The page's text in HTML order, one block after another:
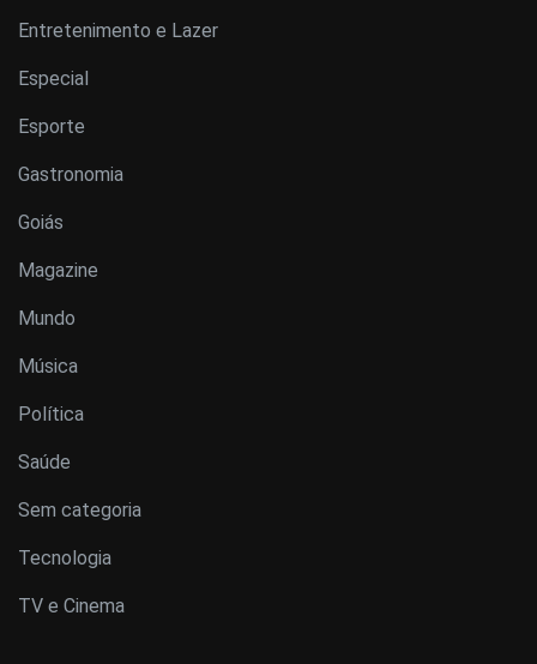
Entretenimento e Lazer
Especial
Esporte
Gastronomia
Goiás
Magazine
Mundo
Música
Política
Saúde
Sem categoria
Tecnologia
TV e Cinema